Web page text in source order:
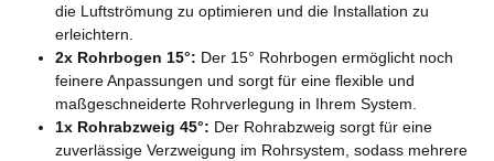
die Luftströmung zu optimieren und die Installation zu
erleichtern.
2x Rohrbogen 15°: Der 15° Rohrbogen ermöglicht noch
feinere Anpassungen und sorgt für eine flexible und
maßgeschneiderte Rohrverlegung in Ihrem System.
1x Rohrabzweig 45°: Der Rohrabzweig sorgt für eine
zuverlässige Verzweigung im Rohrsystem, sodass mehrere